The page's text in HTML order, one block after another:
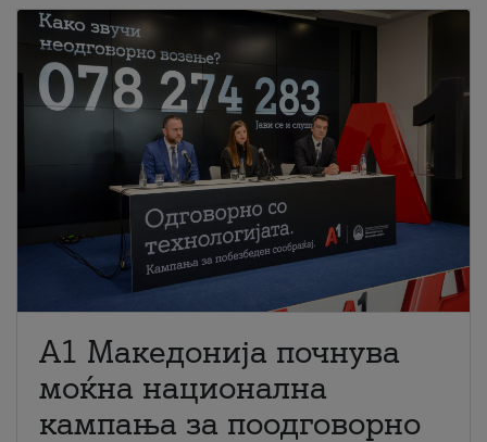
A1 Македонија почнува
моќна национална
кампања за поодговорно